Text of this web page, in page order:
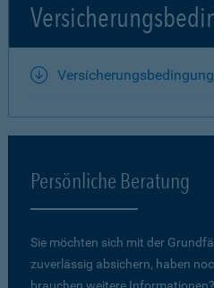
Persönliche Beratung
Sie möchten sich mit der
zuverlässig absichern, haben